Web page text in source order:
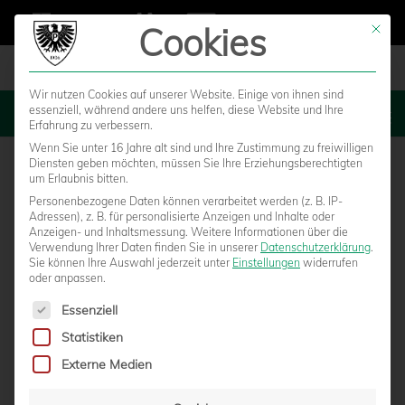
MENU
Mit
Cookies
Wir nutzen Cookies auf unserer Website. Einige von ihnen sind
essenziell, während andere uns helfen, diese Website und Ihre
Erfahrung zu verbessern.
Wenn Sie unter 16 Jahre alt sind und Ihre Zustimmung zu freiwilligen
Diensten geben möchten, müssen Sie Ihre Erziehungsberechtigten
um Erlaubnis bitten.
Personenbezogene Daten können verarbeitet werden (z. B. IP-
Adressen), z. B. für personalisierte Anzeigen und Inhalte oder
Anzeigen- und Inhaltsmessung. Weitere Informationen über die
Verwendung Ihrer Daten finden Sie in unserer Datenschutzerklärung.
Sie können Ihre Auswahl jederzeit unter Einstellungen widerrufen
oder anpassen.
Es folgt eine Liste der Service-Gruppen, für die eine
Essenziell
Statistiken
Externe Medien